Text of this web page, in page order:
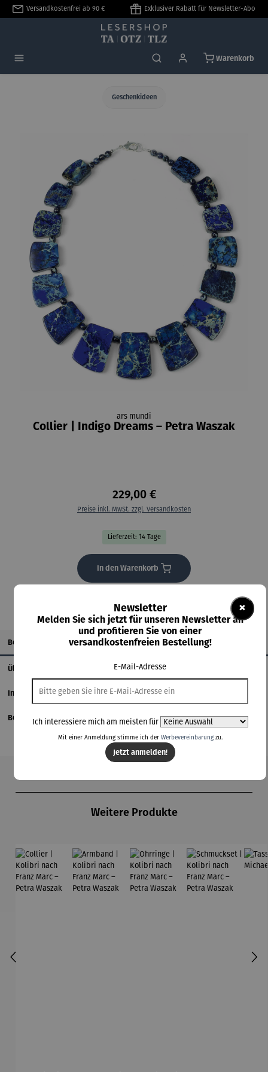
springen
Versandkostenfrei ab 90 € Exklusiver Rabatt für Newsletter-Abo
Warenkorb
Geschenkideen
ars mundi
Collier | Indigo Dreams – Petra Waszak
229,00 €
Preise inkl. MwSt. zzgl. Versandkosten
Lieferzeit: 14 Tage
In den Warenkorb
Beschreibung
Über den Künstler
Informationen zum Hersteller
Bewertungen
Weitere Produkte
×
Newsletter
Melden Sie sich jetzt für unseren Newsletter an
und profitieren Sie von einer
versandkostenfreien Bestellung!
E-Mail-Adresse
Ich interessiere mich am meisten für
Mit einer Anmeldung stimme ich der Werbevereinbarungzu.
Jetzt anmelden!